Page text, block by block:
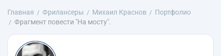
Главная Фрилансеры Михаил Краснов
Портфолио
Фрагмент повести "На мосту".